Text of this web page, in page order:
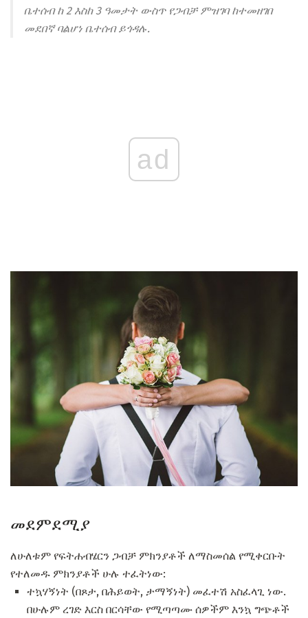
ቤተሰብ ከ 2 እስከ 3 ዓመታት ውስጥ የጋብቻ ምዝገባ ከተመዘገበ
መደበኛ ባልሆነ ቤተሰብ ይጎዳሉ.
ad
መደምደሚያ
ለሁለቱም የፍትሐብሄርን ጋብቻ ምክንያቶች ለማስመሰል የሚቀርቡት
የተለመዱ ምክንያቶች ሁሉ ተፈትነው:
ተኳሃኝነት (በጾታ, በሕይወት, ታማኝነት) መፈተሽ አስፈላጊ ነው.
በሁሉም ረገድ እርስ በርሳቸው የሚጣጣሙ ሰዎችም እንኳ ግጭቶች